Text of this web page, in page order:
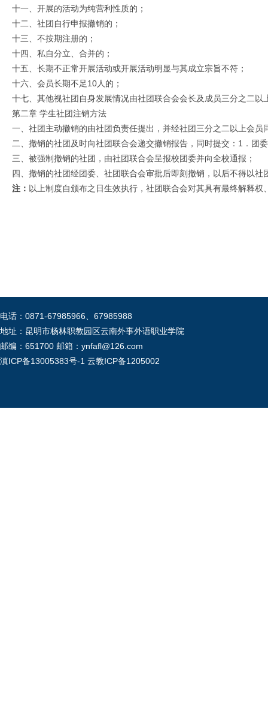
十一、开展的活动为纯营利性质的；
十二、社团自行申报撤销的；
十三、不按期注册的；
十四、私自分立、合并的；
十五、长期不正常开展活动或开展活动明显与其成立宗旨不符；
十六、会员长期不足10人的；
十七、其他视社团自身发展情况由社团联合会会长及成员三分之二以
第二章 学生社团注销方法
一、社团主动撤销的由社团负责任提出，并经社团三分之二以上会员
二、撤销的社团及时向社团联合会递交撤销报告，同时提交：1．团
三、被强制撤销的社团，由社团联合会呈报校团委并向全校通报；
四、撤销的社团经团委、社团联合会审批后即刻撤销，以后不得以社
注： 以上制度自颁布之日生效执行，社团联合会对其具有最终解释权
电话：0871-67985966、67985988
地址：昆明市杨林职教园区云南外事外语职业学院
邮编：651700 邮箱：ynfafl@126.com
滇ICP备13005383号-1 云教ICP备1205002